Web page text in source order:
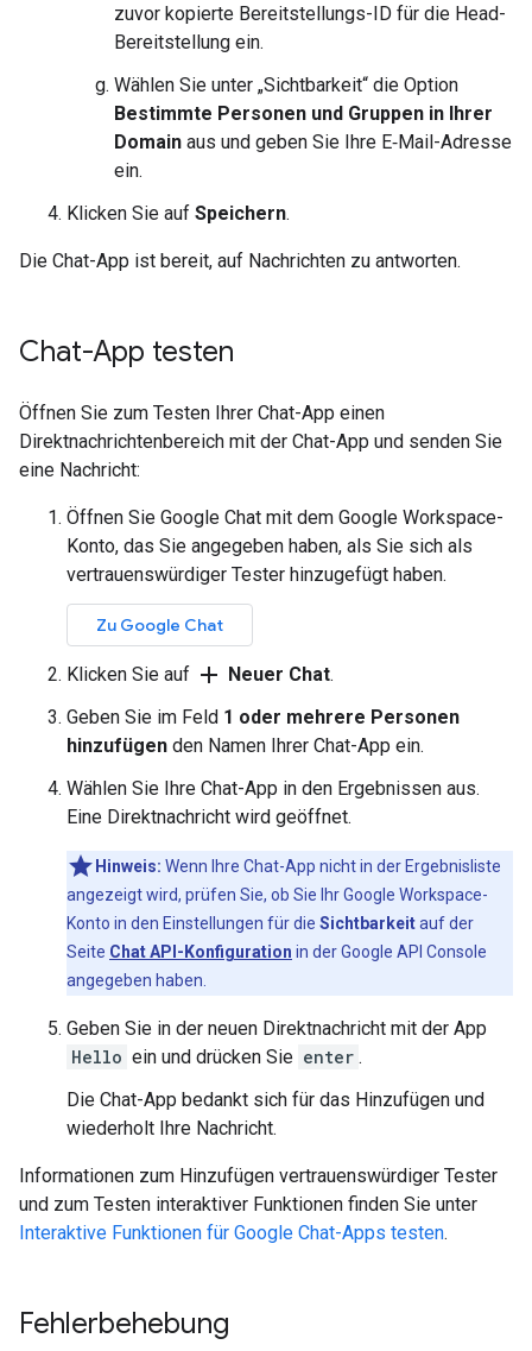
zuvor kopierte Bereitstellungs-ID für die Head-
Bereitstellung ein.
Wählen Sie unter „Sichtbarkeit“ die Option
Bestimmte Personen und Gruppen in Ihrer
Domain aus und geben Sie Ihre E‑Mail-Adresse
ein.
Klicken Sie auf Speichern.
Die Chat-App ist bereit, auf Nachrichten zu antworten.
Chat-App testen
Öffnen Sie zum Testen Ihrer Chat-App einen
Direktnachrichtenbereich mit der Chat-App und senden Sie
eine Nachricht:
Öffnen Sie Google Chat mit dem Google Workspace-
Konto, das Sie angegeben haben, als Sie sich als
vertrauenswürdiger Tester hinzugefügt haben.
Zu Google Chat
Klicken Sie auf add Neuer Chat.
Geben Sie im Feld 1 oder mehrere Personen
hinzufügen den Namen Ihrer Chat-App ein.
Wählen Sie Ihre Chat-App in den Ergebnissen aus.
Eine Direktnachricht wird geöffnet.
Hinweis: Wenn Ihre Chat-App nicht in der Ergebnisliste
angezeigt wird, prüfen Sie, ob Sie Ihr Google Workspace-
Konto in den Einstellungen für die Sichtbarkeitauf der
Seite Chat API-Konfiguration in der Google API Console
angegeben haben.
Geben Sie in der neuen Direktnachricht mit der App
Hello ein und drücken Sie enter .
Die Chat-App bedankt sich für das Hinzufügen und
wiederholt Ihre Nachricht.
Informationen zum Hinzufügen vertrauenswürdiger Tester
und zum Testen interaktiver Funktionen finden Sie unter
Interaktive Funktionen für Google Chat-Apps testen.
Fehlerbehebung